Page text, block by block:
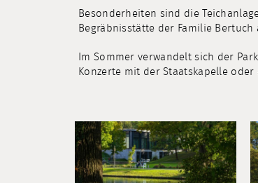
Besonderheiten sind die
Begräbnisstätte der Familie Bertuch
Im Sommer verwandelt sich der
Konzerte mit der Staatskapelle oder